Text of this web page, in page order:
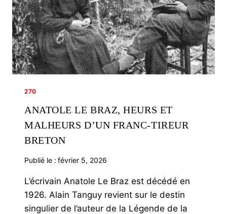
270
ANATOLE LE BRAZ, HEURS ET
MALHEURS D’UN FRANC-TIREUR
BRETON
Publié le : février 5, 2026
L’écrivain Anatole Le Braz est décédé en
1926. Alain Tanguy revient sur le destin
singulier de l’auteur de la Légende de la